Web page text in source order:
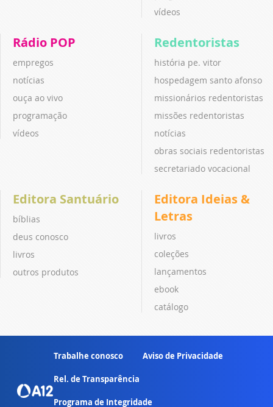
vídeos
Rádio POP
empregos
notícias
ouça ao vivo
programação
vídeos
Redentoristas
história pe. vitor
hospedagem santo afonso
missionários redentoristas
missões redentoristas
notícias
obras sociais redentoristas
secretariado vocacional
Editora Santuário
bíblias
deus conosco
livros
outros produtos
Editora Ideias &
Letras
livros
coleções
lançamentos
ebook
catálogo
Trabalhe conosco Aviso de Privacidade
Rel. de Transparência
Programa de Integridade